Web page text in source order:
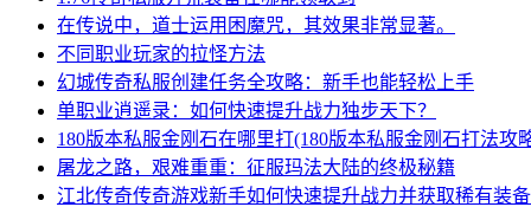
在传说中，道士运用困魔咒，其效果非常显著。
不同职业玩家的拉怪方法
幻城传奇私服创建任务全攻略：新手也能轻松上手
单职业逍遥录：如何快速提升战力独步天下？
180版本私服金刚石在哪里打(180版本私服金刚石打法攻
屠龙之路，艰难重重：征服玛法大陆的终极秘籍
江北传奇传奇游戏新手如何快速提升战力并获取稀有装备